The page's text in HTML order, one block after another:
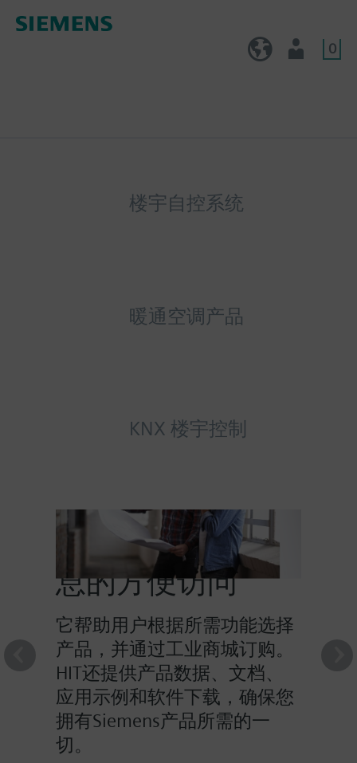
0
楼宇自控系统
暖通空调产品
KNX 楼宇控制
HIT提供对产品信
息的方便访问
它帮助用户根据所需功能选择
产品，并通过工业商城订购。
HIT还提供产品数据、文档、
应用示例和软件下载，确保您
拥有Siemens产品所需的一
切。